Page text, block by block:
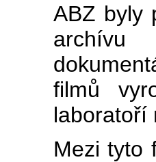
ABZ byly
filmů
laboratoří
Mezi tyto